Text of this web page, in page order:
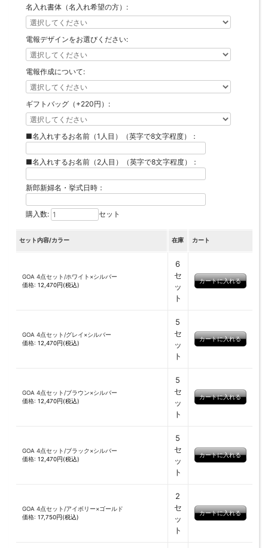
名入れ書体（名入れ希望の方）:
電報デザインをお選びください:
電報作成について:
ギフトバッグ（+220円）:
■名入れするお名前（1人目）（英字で8文字程度）：
■名入れするお名前（2人目）（英字で8文字程度）：
新郎新婦名・挙式日時：
購入数: セット
セット内容/カラー 在庫 カート
GOA 4点セット/ホワイト×シルバー
価格: 12,470円(税込)
6
セ
ッ
ト
GOA 4点セット/グレイ×シルバー
価格: 12,470円(税込)
5
セ
ッ
ト
GOA 4点セット/ブラウン×シルバー
価格: 12,470円(税込)
5
セ
ッ
ト
GOA 4点セット/ブラック×シルバー
価格: 12,470円(税込)
5
セ
ッ
ト
GOA 4点セット/アイボリー×ゴールド
価格: 17,750円(税込)
2
セ
ッ
ト